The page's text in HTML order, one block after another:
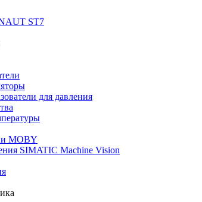
ST7
для давления
MOBY
SIMATIC Machine Vision